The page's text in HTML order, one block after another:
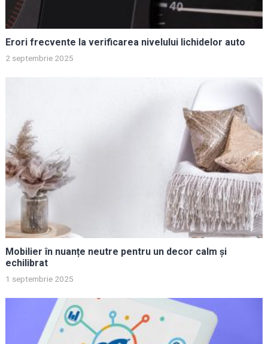
Erori frecvente la verificarea nivelului lichidelor auto
2 septembrie 2025
Mobilier în nuanțe neutre pentru un decor calm și
echilibrat
1 septembrie 2025